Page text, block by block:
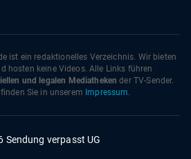
ist ein redaktionelles Verzeichnis. Wir bieten
hosten keine Videos. Alle Links führen
und legalen Mediatheken der TV-Sender.
Sie in unserem Impressum.
Sendung verpasst UG